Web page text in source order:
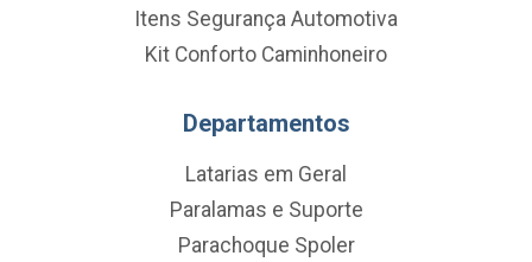
Itens Segurança Automotiva
Kit Conforto Caminhoneiro
Departamentos
Latarias em Geral
Paralamas e Suporte
Parachoque Spoler